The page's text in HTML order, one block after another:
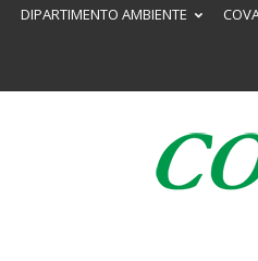
DIPARTIMENTO AMBIENTE